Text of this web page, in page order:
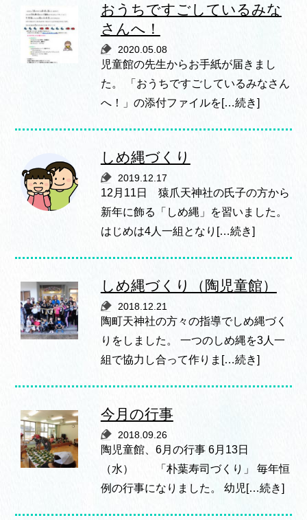
おうちですごしているみな
さんへ！
2020.05.08
児童館の先生からお手紙が届きまし
た。 「おうちですごしているみなさん
へ！」の添付ファイルを[…続き]
しめ縄づくり
2019.12.17
12月11日 猿爪天神社の氏子の方から
新年に飾る「しめ縄」を習いました。
はじめは4人一組となり[…続き]
しめ縄づくり（陶児童館）
2018.12.21
陶町天神社の方々の指導でしめ縄づく
りをしました。 一つのしめ縄を3人一
組で協力し合って作りま[…続き]
今月の行事
2018.09.26
陶児童館、6月の行事 6月13日
（水） 「朴葉寿司づくり」 毎年恒
例の行事になりました。 幼児[…続き]